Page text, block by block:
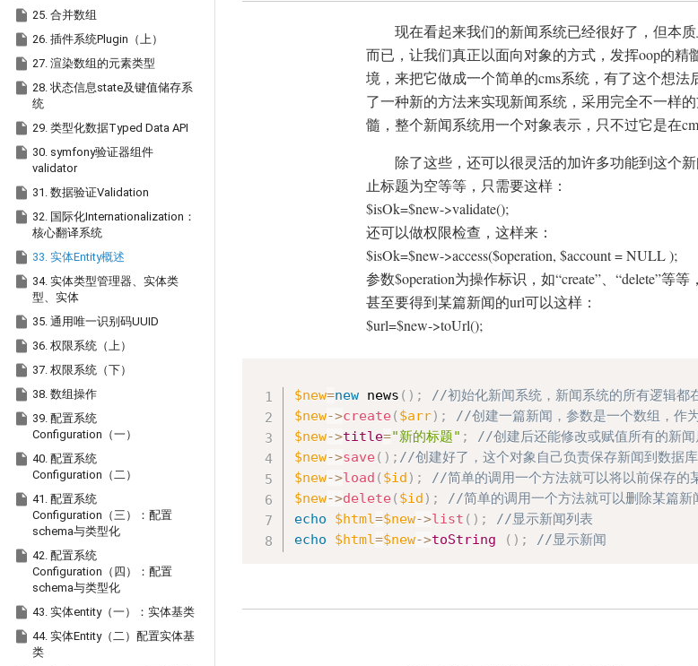
 25. 合并数组
 26. 插件系统Plugin（上）
 27. 渲染数组的元素类型
 28. 状态信息state及键值储存系
统
 29. 类型化数据Typed Data API
 30. symfony验证器组件
validator
 31. 数据验证Validation
 32. 国际化Internationalization：
核心翻译系统
 33. 实体Entity概述
 34. 实体类型管理器、实体类
型、实体
 35. 通用唯一识别码UUID
 36. 权限系统（上）
 37. 权限系统（下）
 38. 数组操作
 39. 配置系统
Configuration（一）
 40. 配置系统
Configuration（二）
 41. 配置系统
Configuration（三）：配置
schema与类型化
 42. 配置系统
Configuration（四）：配置
schema与类型化
 43. 实体entity（一）：实体基类
 44. 实体Entity（二）配置实体基
类
现在看起来我们的新闻系统已经很好了，但本
而已，让我们真正以面向对象的方式，发挥oop的
境，来把它做成一个简单的cms系统，有了这个想
了一种新的方法来实现新闻系统，采用完全不一样
髓，整个新闻系统用一个对象表示，只不过它是在
除了这些，还可以很灵活的加许多功能到这个
止标题为空等等，只需要这样：
$isOk=$new->validate();
还可以做权限检查，这样来：
$isOk=$new->access($operation, $account = NULL );
参数$operation为操作标识，如“create”、“delete”等
甚至要得到某篇新闻的url可以这样：
$url=$new->toUrl();
$new=new news ( ) ;
//初始化新闻系统，新闻系统的所有逻辑
$new->create( $arr) ;
//创建一篇新闻，参数是一个数组
$new->title="新的标题" ;
//创建后还能修改或赋值所有的新
$new->save( ) ; //创建好了，这个对象自己负责保存新闻到数据
$new->load ( $id ) ;
//简单的调用一个方法就可以将以前保存
$new->delete( $id ) ;
//简单的调用一个方法就可以删除某篇
echo
$html=$new->list ( ) ;
//显示新闻列表
echo
$html=$new->toString ( ) ; //显示新闻